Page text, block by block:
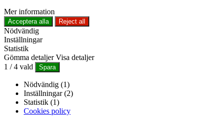
Mer information
Acceptera alla Reject all
Nödvändig
Inställningar
Statistik
Gömma detaljer Visa detaljer
1 /4 vald Spara
Nödvändig (1)
Inställningar (2)
Statistik (1)
Cookies policy